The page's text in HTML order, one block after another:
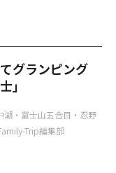
グランピング
」
湖・富士山五合目・忍野
トが多いです。 そん
Trip編集部